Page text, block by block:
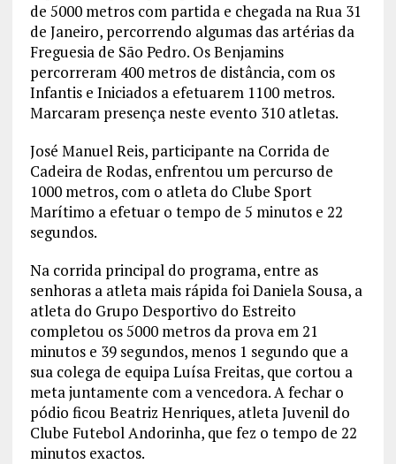
de 5000 metros com partida e chegada na Rua 31
de Janeiro, percorrendo algumas das artérias da
Freguesia de São Pedro. Os Benjamins
percorreram 400 metros de distância, com os
Infantis e Iniciados a efetuarem 1100 metros.
Marcaram presença neste evento 310 atletas.
José Manuel Reis, participante na Corrida de
Cadeira de Rodas, enfrentou um percurso de
1000 metros, com o atleta do Clube Sport
Marítimo a efetuar o tempo de 5 minutos e 22
segundos.
Na corrida principal do programa, entre as
senhoras a atleta mais rápida foi Daniela Sousa, a
atleta do Grupo Desportivo do Estreito
completou os 5000 metros da prova em 21
minutos e 39 segundos, menos 1 segundo que a
sua colega de equipa Luísa Freitas, que cortou a
meta juntamente com a vencedora. A fechar o
pódio ficou Beatriz Henriques, atleta Juvenil do
Clube Futebol Andorinha, que fez o tempo de 22
minutos exactos.